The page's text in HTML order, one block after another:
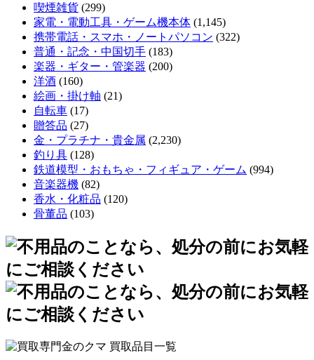
喫煙雑貨 (299)
家電・電動工具・ゲーム機本体 (1,145)
携帯電話・スマホ・ノートパソコン (322)
普通・記念・中国切手 (183)
楽器・ギター・管楽器 (200)
洋酒 (160)
絵画・掛け軸 (21)
自転車 (17)
贈答品 (27)
金・プラチナ・貴金属 (2,230)
釣り具 (128)
鉄道模型・おもちゃ・フィギュア・ゲーム (994)
音楽器機 (82)
香水・化粧品 (120)
骨董品 (103)